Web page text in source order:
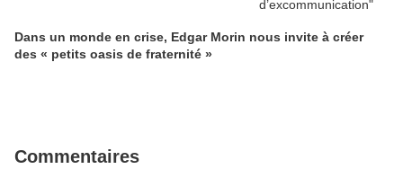
Dans un monde en crise, Edgar Morin nous invite à créer
des « petits oasis de fraternité »
Commentaires